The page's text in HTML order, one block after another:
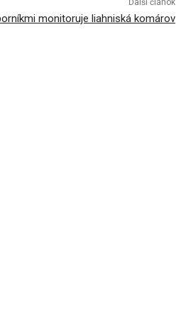
Ďalší článok
monitoruje liahniská komárov